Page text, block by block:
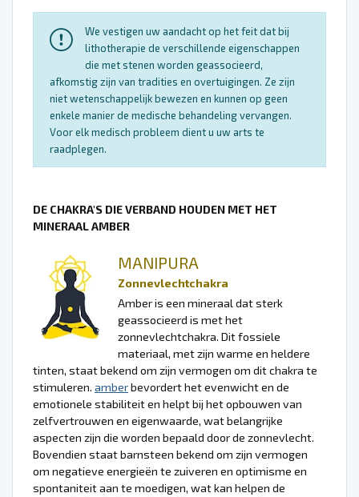
We vestigen uw aandacht op het feit dat bij
lithotherapie de verschillende eigenschappen
die met stenen worden geassocieerd,
afkomstig zijn van tradities en overtuigingen. Ze zijn
niet wetenschappelijk bewezen en kunnen op geen
enkele manier de medische behandeling vervangen.
Voor elk medisch probleem dient u uw arts te
raadplegen.
DE CHAKRA'S DIE VERBAND HOUDEN MET HET
MINERAAL AMBER
MANIPURA
Zonnevlechtchakra
Amber is een mineraal dat sterk
geassocieerd is met het
zonnevlechtchakra. Dit fossiele
materiaal, met zijn warme en heldere
tinten, staat bekend om zijn vermogen om dit chakra te
stimuleren. amberbevordert het evenwicht en de
emotionele stabiliteit en helpt bij het opbouwen van
zelfvertrouwen en eigenwaarde, wat belangrijke
aspecten zijn die worden bepaald door de zonnevlecht.
Bovendien staat barnsteen bekend om zijn vermogen
om negatieve energieën te zuiveren en optimisme en
spontaniteit aan te moedigen, wat kan helpen de